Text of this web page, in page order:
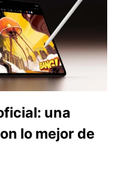
una
lo mejor de